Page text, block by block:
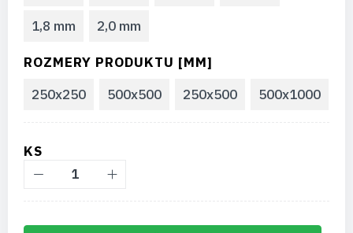
1,8 mm 2,0 mm
ROZMERY PRODUKTU [MM]
250x250
500x500 250x500 500x1000
KS